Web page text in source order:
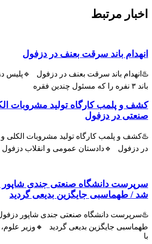
مرتبط
باند سرقت بعنف در دزفول
باند سرقت بعنف در دزفول 🔹پلیس
و پلمب کارگاه تولید مشروبات الکلی
در دزفول
و پلمب کارگاه تولید مشروبات الکلی و
🔹دادستان عمومی و انقلاب دزفول از
دانشگاه صنعتی جندی شاپور
طهماسبی جایگزین بدیعی گردید
دانشگاه صنعتی جندی شاپور دزفول
جایگزین بدیعی گردید 🔸وزیر علوم،